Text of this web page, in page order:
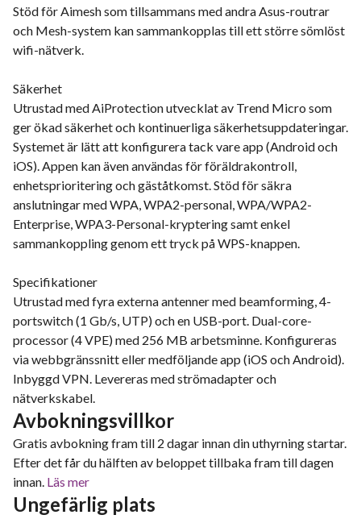
Stöd för Aimesh som tillsammans med andra Asus-routrar
och Mesh-system kan sammankopplas till ett större sömlöst
wifi-nätverk.
Säkerhet
Utrustad med AiProtection utvecklat av Trend Micro som
ger ökad säkerhet och kontinuerliga säkerhetsuppdateringar.
Systemet är lätt att konfigurera tack vare app (Android och
iOS). Appen kan även användas för föräldrakontroll,
enhetsprioritering och gäståtkomst. Stöd för säkra
anslutningar med WPA, WPA2-personal, WPA/WPA2-
Enterprise, WPA3-Personal-kryptering samt enkel
sammankoppling genom ett tryck på WPS-knappen.
Specifikationer
Utrustad med fyra externa antenner med beamforming, 4-
portswitch (1 Gb/s, UTP) och en USB-port. Dual-core-
processor (4 VPE) med 256 MB arbetsminne. Konfigureras
via webbgränssnitt eller medföljande app (iOS och Android).
Inbyggd VPN. Levereras med strömadapter och
nätverkskabel.
Avbokningsvillkor
Gratis avbokning fram till 2 dagar innan din uthyrning startar.
Efter det får du hälften av beloppet tillbaka fram till dagen
innan. Läs mer
Ungefärlig plats